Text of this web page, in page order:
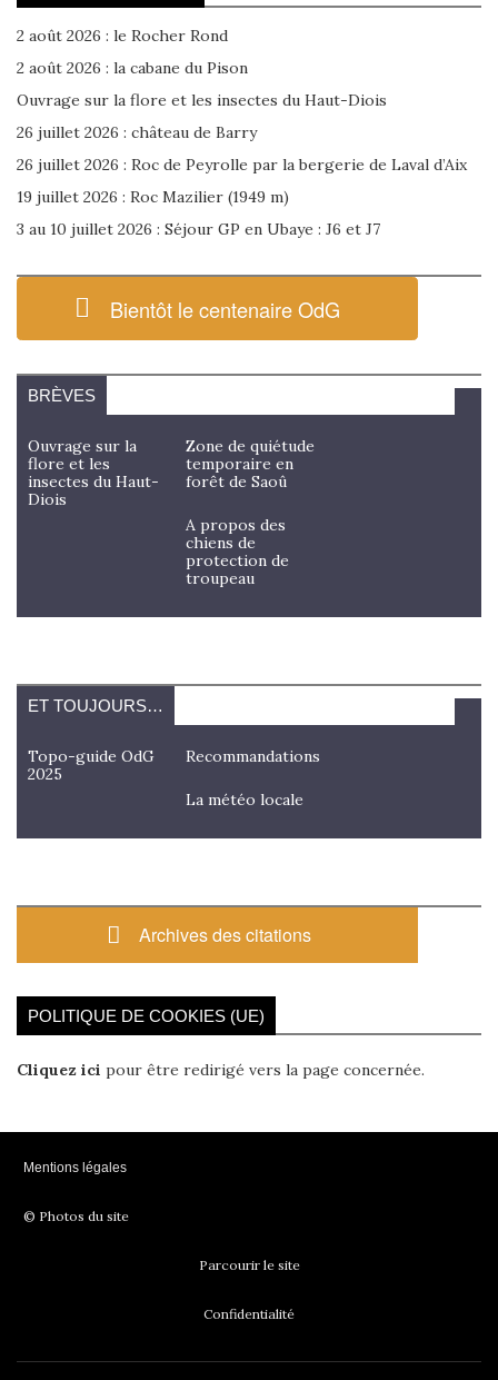
2 août 2026 : le Rocher Rond
2 août 2026 : la cabane du Pison
Ouvrage sur la flore et les insectes du Haut-Diois
26 juillet 2026 : château de Barry
26 juillet 2026 : Roc de Peyrolle par la bergerie de Laval d’Aix
19 juillet 2026 : Roc Mazilier (1949 m)
3 au 10 juillet 2026 : Séjour GP en Ubaye : J6 et J7
Bientôt le centenaire OdG
BRÈVES
Ouvrage sur la
flore et les
insectes du Haut-
Diois
Zone de quiétude
temporaire en
forêt de Saoû
A propos des
chiens de
protection de
troupeau
ET TOUJOURS…
Topo-guide OdG
2025
Recommandations
La météo locale
Archives des citations
POLITIQUE DE COOKIES (UE)
Cliquez ici pour être redirigé vers la page concernée.
Mentions légales
© Photos du site
Parcourir le site
Confidentialité